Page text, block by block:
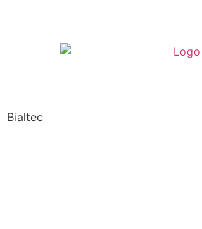
Bialtec